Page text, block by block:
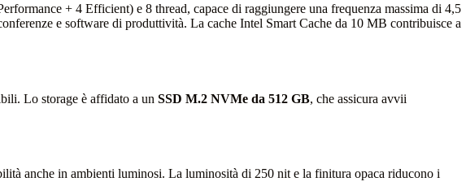
+ 4 Efficient) e 8 thread, capace di raggiungere una frequenza massima di 4,5
e software di produttività. La cache Intel Smart Cache da 10 MB contribuisce a
Lo storage è affidato a un SSD M.2 NVMe da 512 GB, che assicura avvii
anche in ambienti luminosi. La luminosità di 250 nit e la finitura opaca riducono i